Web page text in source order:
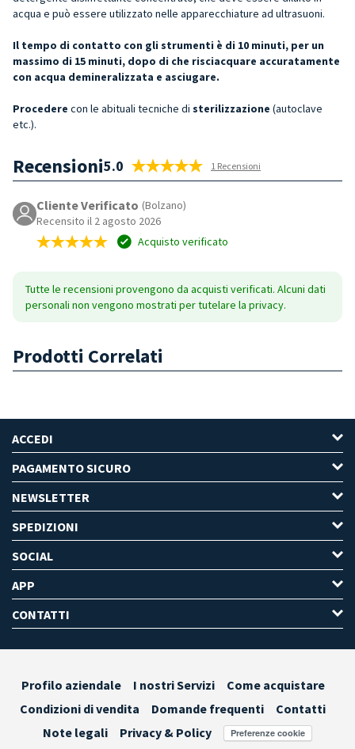
acqua e può essere utilizzato nelle apparecchiature ad ultrasuoni.
Il tempo di contatto con gli strumenti è di 10 minuti, per un
massimo di 15 minuti, dopo di che risciacquare accuratamente
con acqua demineralizzata e asciugare.
Procedere con le abituali tecniche di sterilizzazione (autoclave
etc.).
Recensioni5.0 1 Recensioni
Cliente Verificato (Bolzano)
Recensito il 2 agosto 2026
Acquisto verificato
Tutte le recensioni provengono da acquisti verificati. Alcuni dati
personali non vengono mostrati per tutelare la privacy.
Prodotti Correlati
ACCEDI
PAGAMENTO SICURO
NEWSLETTER
SPEDIZIONI
SOCIAL
APP
CONTATTI
Profilo aziendale I nostri Servizi
Come acquistare
Condizioni di vendita
Domande frequenti
Contatti
Note legali
Privacy & Policy Preferenze cookie